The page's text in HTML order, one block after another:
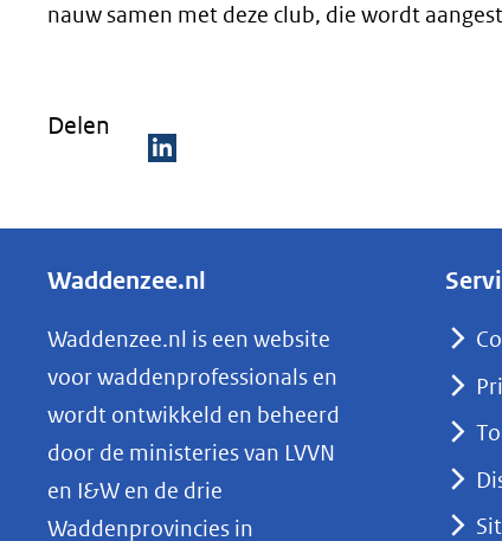
nauw samen met deze club, die wordt
Delen
e
e
n
o
p
L
Waddenzee.nl
Waddenzee.nl is een website
voor waddenprofessionals en
wordt ontwikkeld en beheerd
door de ministeries van LVVN
en I&W en de drie
Waddenprovincies in